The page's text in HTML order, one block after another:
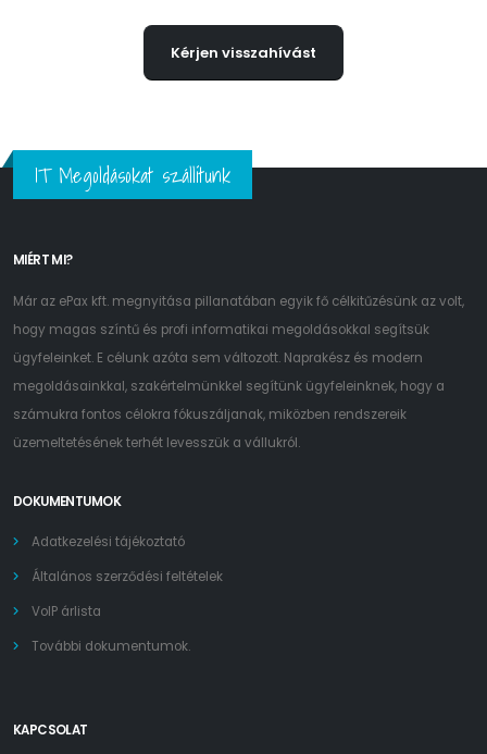
Kérjen visszahívást
IT Megoldásokat szállítunk
MIÉRT MI?
Már az ePax kft. megnyitása pillanatában egyik fő célkitűzésünk az volt,
hogy magas színtű és profi informatikai megoldásokkal segítsük
ügyfeleinket. E célunk azóta sem változott. Naprakész és modern
megoldásainkkal, szakértelmünkkel segítünk ügyfeleinknek, hogy a
számukra fontos célokra fókuszáljanak, miközben rendszereik
üzemeltetésének terhét levesszük a vállukról.
DOKUMENTUMOK
Adatkezelési tájékoztató
Általános szerződési feltételek
VoIP árlista
További dokumentumok.
KAPCSOLAT